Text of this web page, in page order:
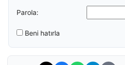
Parola:
Beni hatırla